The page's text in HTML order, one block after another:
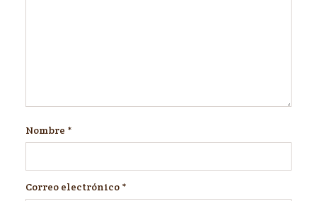
Nombre *
Correo electrónico *